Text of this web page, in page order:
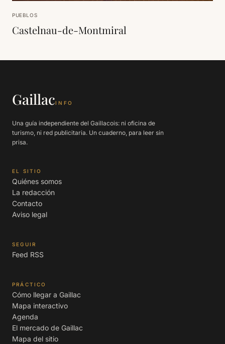
PUEBLOS
Castelnau-de-Montmiral
GaillacINFO
Una guía independiente del Gaillacois: ni oficina de
turismo, ni red publicitaria. Un cuaderno, para leer sin
prisa.
EL SITIO
Quiénes somos
La redacción
Contacto
Aviso legal
SEGUIR
Feed RSS
PRÁCTICO
Cómo llegar a Gaillac
Mapa interactivo
Agenda
El mercado de Gaillac
Mapa del sitio